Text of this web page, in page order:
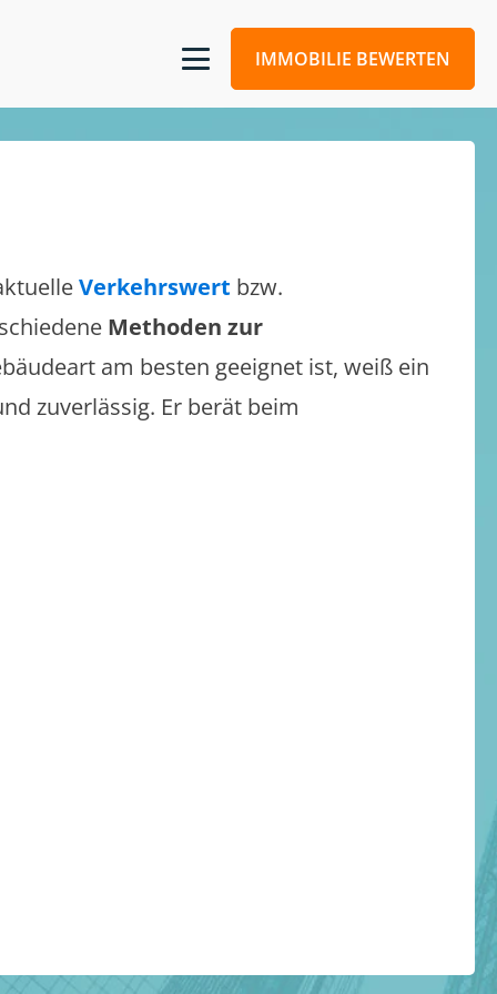
IMMOBILIE BEWERTEN
Verkehrswert bzw.
Methoden zur
am besten geeignet ist, weiß ein
zuverlässig. Er berät beim